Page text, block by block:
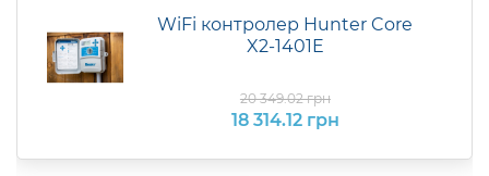
WiFi контролер Hunter Core
X2-1401E
20 349.02 грн
18 314.12 грн